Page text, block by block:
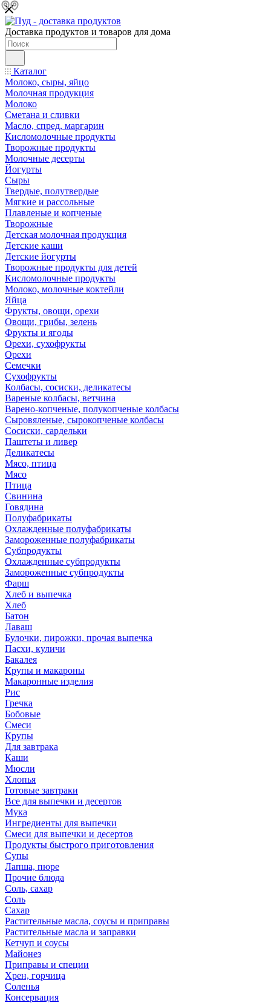
Доставка продуктов и товаров для дома
Каталог
Молоко, сыры, яйцо
Молочная продукция
Молоко
Сметана и сливки
Масло, спред, маргарин
Кисломолочные продукты
Творожные продукты
Молочные десерты
Йогурты
Сыры
Твердые, полутвердые
Мягкие и рассольные
Плавленые и копченые
Творожные
Детская молочная продукция
Детские каши
Детские йогурты
Творожные продукты для детей
Кисломолочные продукты
Молоко, молочные коктейли
Яйца
Фрукты, овощи, орехи
Овощи, грибы, зелень
Фрукты и ягоды
Орехи, сухофрукты
Орехи
Семечки
Сухофрукты
Колбасы, сосиски, деликатесы
Вареные колбасы, ветчина
Варено-копченые, полукопченые колбасы
Сыровяленые, сырокопченые колбасы
Сосиски, сардельки
Паштеты и ливер
Деликатесы
Мясо, птица
Мясо
Птица
Свинина
Говядина
Полуфабрикаты
Охлажденные полуфабрикаты
Замороженные полуфабрикаты
Субпродукты
Охлажденные субпродукты
Замороженные субпродукты
Фарш
Хлеб и выпечка
Хлеб
Батон
Лаваш
Булочки, пирожки, прочая выпечка
Пасхи, куличи
Бакалея
Крупы и макароны
Макаронные изделия
Рис
Гречка
Бобовые
Смеси
Крупы
Для завтрака
Каши
Мюсли
Хлопья
Готовые завтраки
Все для выпечки и десертов
Мука
Ингредиенты для выпечки
Смеси для выпечки и десертов
Продукты быстрого приготовления
Супы
Лапша, пюре
Прочие блюда
Соль, сахар
Соль
Сахар
Растительные масла, соусы и приправы
Растительные масла и заправки
Кетчуп и соусы
Майонез
Приправы и специи
Хрен, горчица
Соленья
Консервация